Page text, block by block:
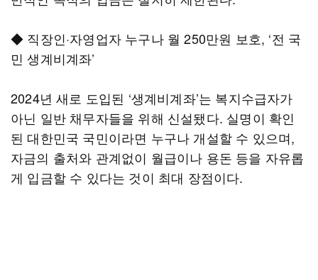
◆ 직장인·자영업자 누구나 월 250만원 보호, ‘전 국
민 생계비계좌’
2024년 새로 도입된 ‘생계비계좌’는 복지수급자가
아닌 일반 채무자들을 위해 신설됐다. 실명이 확인
된 대한민국 국민이라면 누구나 개설할 수 있으며,
자금의 출처와 관계없이 월급이나 용돈 등을 자유롭
게 입금할 수 있다는 것이 최대 장점이다.